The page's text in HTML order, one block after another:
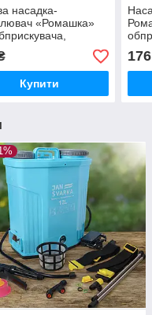
насадка-
«Ромашка»
65 мм, 13 мм
Купити
176